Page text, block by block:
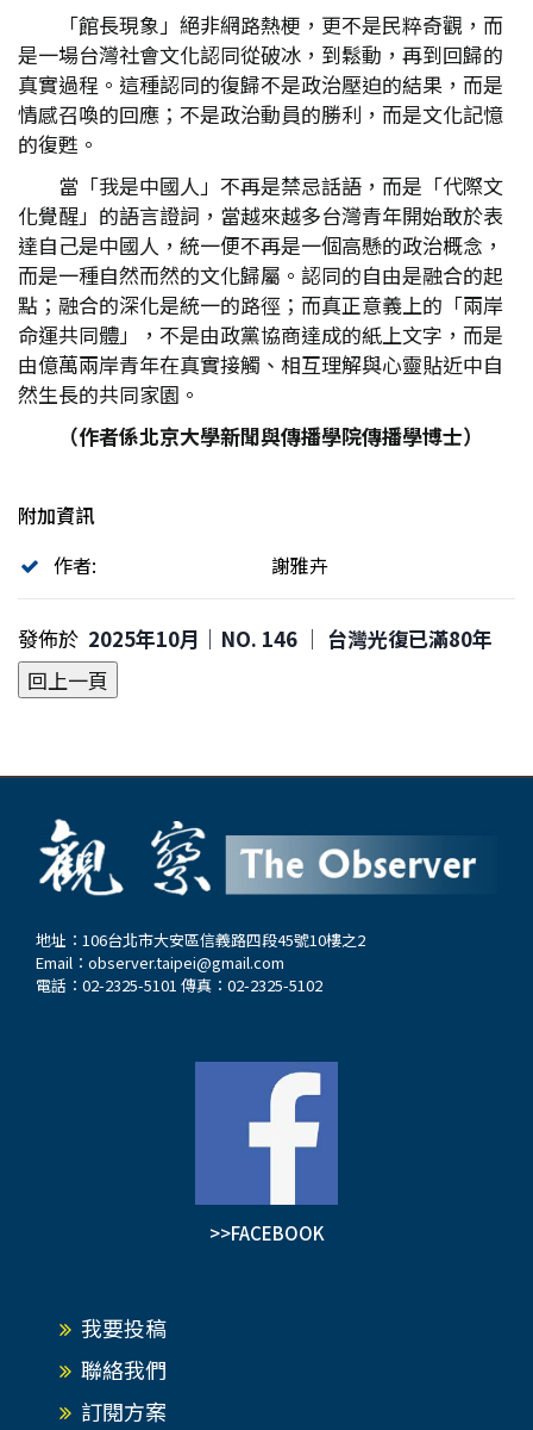
「館長現象」絕非網路熱梗，更不是民粹奇觀，而
是一場台灣社會文化認同從破冰，到鬆動，再到回歸的
真實過程。這種認同的復歸不是政治壓迫的結果，而是
情感召喚的回應；不是政治動員的勝利，而是文化記憶
的復甦。
當「我是中國人」不再是禁忌話語，而是「代際文
化覺醒」的語言證詞，當越來越多台灣青年開始敢於表
達自己是中國人，統一便不再是一個高懸的政治概念，
而是一種自然而然的文化歸屬。認同的自由是融合的起
點；融合的深化是統一的路徑；而真正意義上的「兩岸
命運共同體」，不是由政黨協商達成的紙上文字，而是
由億萬兩岸青年在真實接觸、相互理解與心靈貼近中自
然生長的共同家園。
（作者係北京大學新聞與傳播學院傳播學博士）
附加資訊
作者:
謝雅卉
發佈於 2025年10月｜NO. 146 │ 台灣光復已滿80年
地址：106台北市大安區信義路四段45號10樓之2
Email： observer.taipei@gmail.com
電話：02-2325-5101 傳真：02-2325-5102
>>FACEBOOK
我要投稿
聯絡我們
訂閱方案